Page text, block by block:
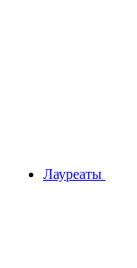
Лауреаты